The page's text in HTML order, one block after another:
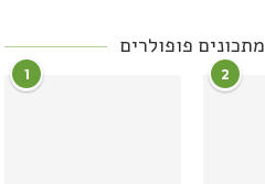
מתכונים פופולרים
1 2